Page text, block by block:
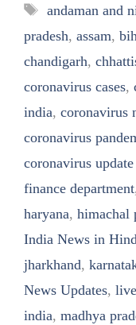
Tags
andaman and
pradesh, assam,
chandigarh,
coronavirus cases,
india, coronavirus
coronavirus
coronavirus
finance department
haryana, himachal
India News in
jharkhand,
News Updates,
india, madhya